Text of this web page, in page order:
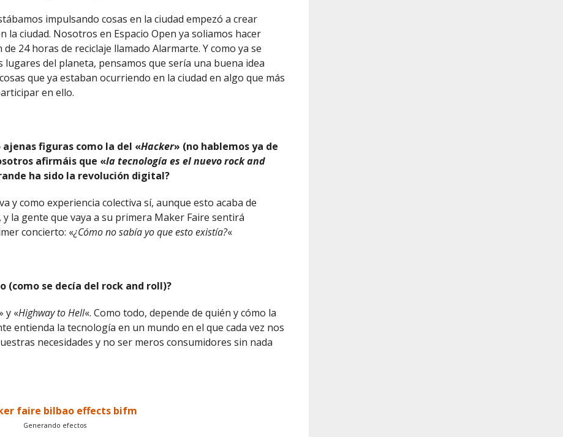
impulsando cosas en la ciudad empezó a crear
ciudad. Nosotros en Espacio Open ya soliamos hacer
24 horas de reciclaje llamado Alarmarte. Y como ya se
del planeta, pensamos que sería una buena idea
que ya estaban ocurriendo en la ciudad en algo que más
en ello.
figuras como la del «Hacker» (no hablemos ya de
afirmáis que «la tecnología es el nuevo rock and
ha sido la revolución digital?
y como experiencia colectiva sí, aunque esto acaba de
la gente que vaya a su primera Maker Faire sentirá
concierto: «¿Cómo no sabía yo que esto existía?«
(como se decía del rock and roll)?
y «Highway to Hell«. Como todo, depende de quién y cómo la
entienda la tecnología en un mundo en el que cada vez nos
necesidades y no ser meros consumidores sin nada
Generando efectos